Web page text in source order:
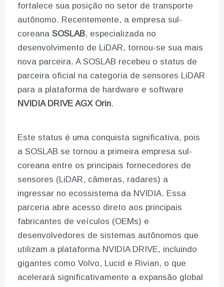
fortalece sua posição no setor de transporte
autônomo. Recentemente, a empresa sul-
coreana SOSLAB, especializada no
desenvolvimento de LiDAR, tornou-se sua mais
nova parceira. A SOSLAB recebeu o status de
parceira oficial na categoria de sensores LiDAR
para a plataforma de hardware e software
NVIDIA DRIVE AGX Orin.
Este status é uma conquista significativa, pois
a SOSLAB se tornou a primeira empresa sul-
coreana entre os principais fornecedores de
sensores (LiDAR, câmeras, radares) a
ingressar no ecossistema da NVIDIA. Essa
parceria abre acesso direto aos principais
fabricantes de veículos (OEMs) e
desenvolvedores de sistemas autônomos que
utilizam a plataforma NVIDIA DRIVE, incluindo
gigantes como Volvo, Lucid e Rivian, o que
acelerará significativamente a expansão global